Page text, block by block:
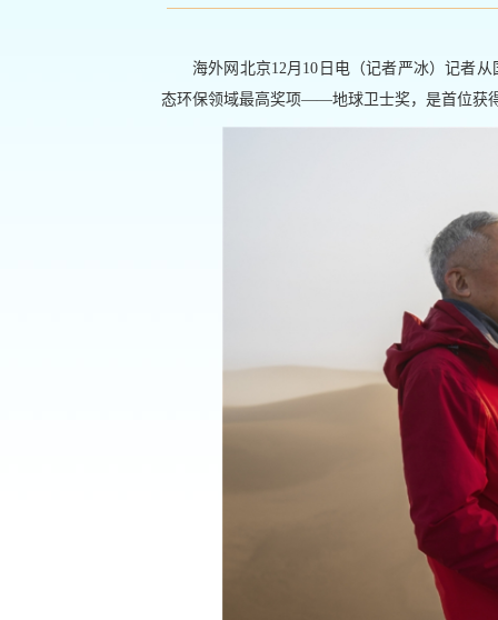
海外网北京12月10日电（记者严冰）记者
态环保领域最高奖项——地球卫士奖，是首位获